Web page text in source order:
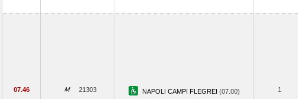
07.46 21303 NAPOLI CAMPI FLEGREI (07.00) 1